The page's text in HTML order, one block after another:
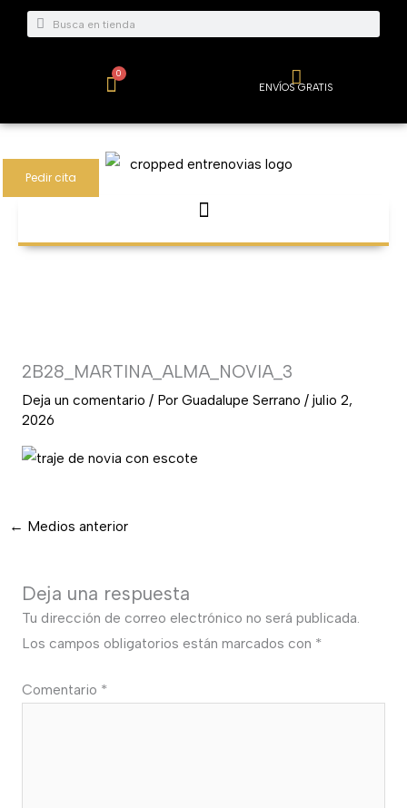
Buscar
Buscar
0
Carrito ENVÍOS GRATIS
Pedir cita
2B28_MARTINA_ALMA_NOVIA_3
Deja un comentario / Por Guadalupe Serrano / julio 2,
2026
← Medios anterior
Deja una respuesta
Tu dirección de correo electrónico no será publicada.
Los campos obligatorios están marcados con *
Comentario *